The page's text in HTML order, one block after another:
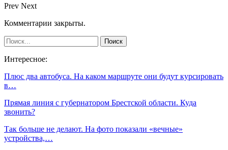
Prev Next
Комментарии закрыты.
Интересное:
Плюс два автобуса. На каком маршруте они будут курсировать
в…
Прямая линия с губернатором Брестской области. Куда
звонить?
Так больше не делают. На фото показали «вечные»
устройства,…